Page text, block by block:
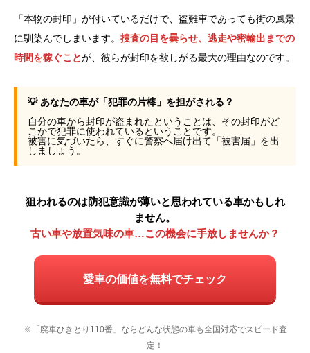
「本物の封印」が付いているだけで、盗難車であっても街の風景
に馴染んでしまいます。 捜査の目を曇らせ、逃走や密輸出までの
時間を稼ぐことが、彼らが封印を欲しがる最大の理由なのです。
💡 あなたの車が「犯罪の片棒」を担がされる？
自分の車から封印が盗まれたということは、その封印がど
こかで犯罪に使われているということです。
被害に気づいたら、すぐに警察へ届け出て「被害届」を出
しましょう。
狙われるのは防犯意識が薄いと思われている車かもしれ
ません。
古い車や放置気味の車…この機会に手放しませんか？
愛車の価値を無料でチェック
※「廃車ひきとり110番」ならどんな状態の車も全国対応でスピード査
定！